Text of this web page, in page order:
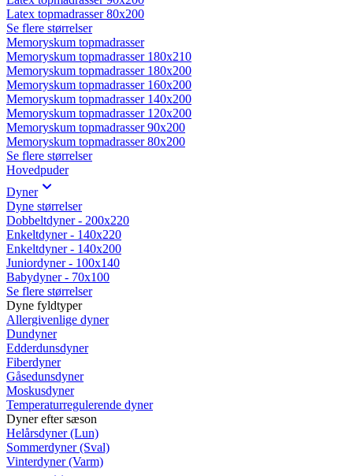
Latex topmadrasser 80x200
Se flere størrelser
Memoryskum topmadrasser
Memoryskum topmadrasser 180x210
Memoryskum topmadrasser 180x200
Memoryskum topmadrasser 160x200
Memoryskum topmadrasser 140x200
Memoryskum topmadrasser 120x200
Memoryskum topmadrasser 90x200
Memoryskum topmadrasser 80x200
Se flere størrelser
Hovedpuder
Dyner
Dyne størrelser
Dobbeltdyner - 200x220
Enkeltdyner - 140x220
Enkeltdyner - 140x200
Juniordyner - 100x140
Babydyner - 70x100
Se flere størrelser
Dyne fyldtyper
Allergivenlige dyner
Dundyner
Edderdunsdyner
Fiberdyner
Gåsedunsdyner
Moskusdyner
Temperaturregulerende dyner
Dyner efter sæson
Helårsdyner (Lun)
Sommerdyner (Sval)
Vinterdyner (Varm)